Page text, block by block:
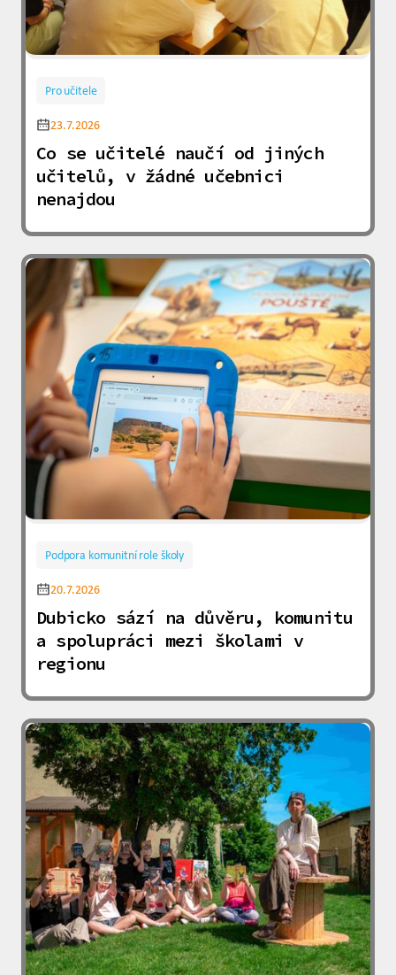
Pro učitele
23.7.2026
Co se učitelé naučí od jiných
učitelů, v žádné učebnici
nenajdou
Podpora komunitní role školy
20.7.2026
Dubicko sází na důvěru, komunitu
a spolupráci mezi školami v
regionu